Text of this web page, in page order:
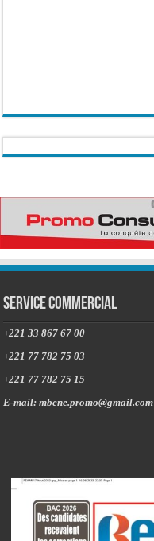
Service commercial
+221 33 867 67 00
+221 77 782 75 03
+221 77 782 75 15
E-mail: mbene.promo@gmail.com